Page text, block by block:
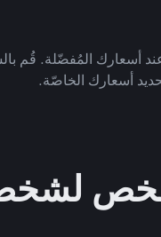
أسعارك المُفضّلة. قُم
أسعارك الخاصّة.
شخص